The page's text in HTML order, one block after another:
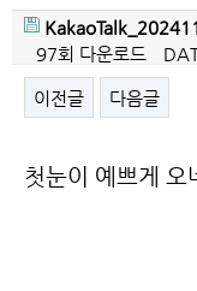
97회 다운로드
이전글 다음글
본문
첫눈이 예쁘게 오